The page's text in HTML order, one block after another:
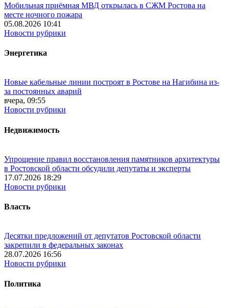
Мобильная приёмная МВД открылась в СЖМ Ростова на
месте ночного пожара
05.08.2026 10:41
Новости рубрики
Энергетика
Новые кабельные линии построят в Ростове на Нагибина из-
за постоянных аварий
вчера, 09:55
Новости рубрики
Недвижимость
Упрощение правил восстановления памятников архитектуры
в Ростовской области обсудили депутаты и эксперты
17.07.2026 18:29
Новости рубрики
Власть
Десятки предложений от депутатов Ростовской области
закрепили в федеральных законах
28.07.2026 16:56
Новости рубрики
Политика